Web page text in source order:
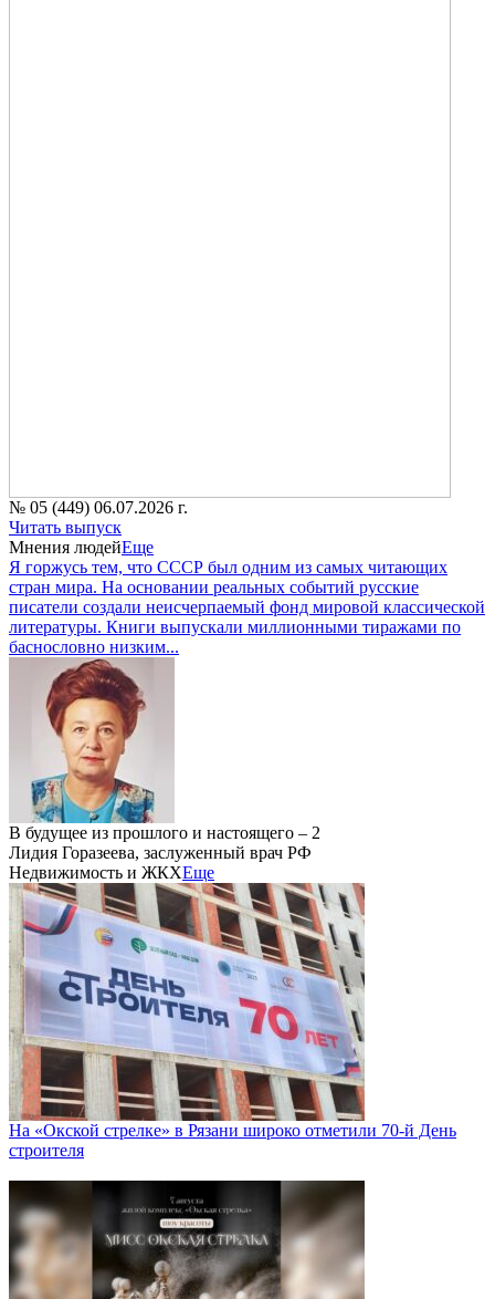
№ 05 (449) 06.07.2026 г.
Читать выпуск
Мнения людейЕще
Я горжусь тем, что СССР был одним из самых читающих
стран мира. На основании реальных событий русские
писатели создали неисчерпаемый фонд мировой классической
литературы. Книги выпускали миллионными тиражами по
баснословно низким...
В будущее из прошлого и настоящего – 2
Лидия Горазеева, заслуженный врач РФ
Недвижимость и ЖКХЕще
На «Окской стрелке» в Рязани широко отметили 70-й День
строителя